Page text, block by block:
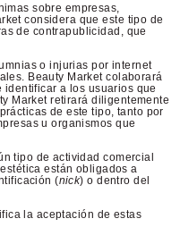
sobre empresas,
considera que este tipo de
de contrapublicidad, que
o injurias por internet
Beauty Market colaborará
a los usuarios que
Market retirará diligentemente
de este tipo, tanto por
u organismos que
tipo de actividad comercial
están obligados a
(nick) o dentro del
la aceptación de estas